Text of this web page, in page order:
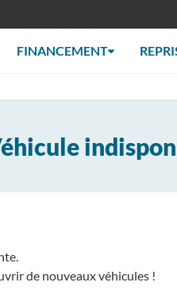
FINANCEMENT
de nouveaux véhicules !